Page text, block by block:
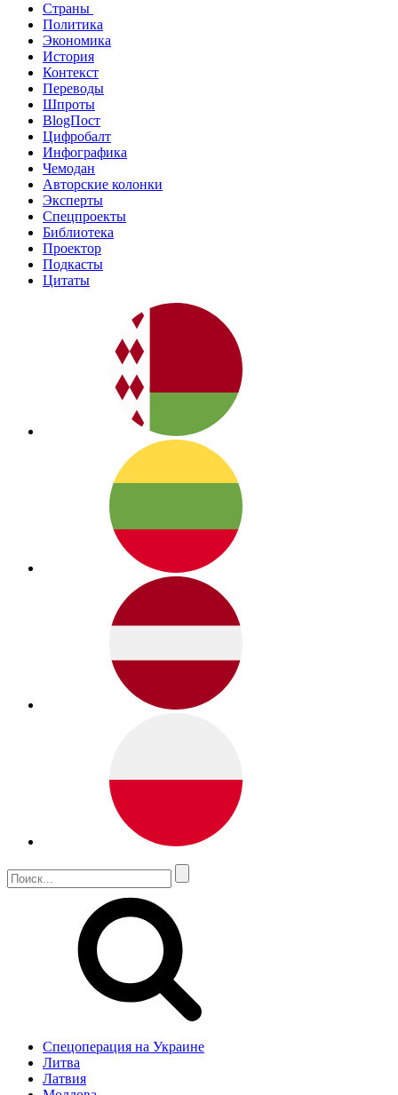
Страны
Политика
Экономика
История
Контекст
Переводы
Шпроты
BlogПост
Цифробалт
Инфографика
Чемодан
Авторские колонки
Эксперты
Спецпроекты
Библиотека
Проектор
Подкасты
Цитаты
Спецоперация на Украине
Литва
Латвия